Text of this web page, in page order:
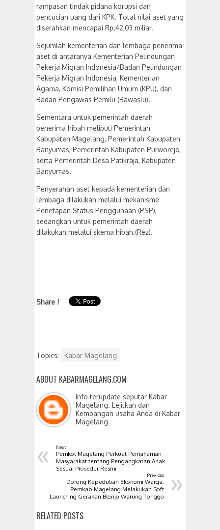
rampasan tindak pidana korupsi dan
pencucian uang dari KPK. Total nilai aset yang
diserahkan mencapai Rp.42,03 miliar.
Sejumlah kementerian dan lembaga penerima
aset di antaranya Kementerian Pelindungan
Pekerja Migran Indonesia/Badan Pelindungan
Pekerja Migran Indonesia, Kementerian
Agama, Komisi Pemilihan Umum (KPU), dan
Badan Pengawas Pemilu (Bawaslu).
Sementara untuk pemerintah daerah
penerima hibah meliputi Pemerintah
Kabupaten Magelang, Pemerintah Kabupaten
Banyumas, Pemerintah Kabupaten Purworejo,
serta Pemerintah Desa Patikraja, Kabupaten
Banyumas.
Penyerahan aset kepada kementerian dan
lembaga dilakukan melalui mekanisme
Penetapan Status Penggunaan (PSP),
sedangkan untuk pemerintah daerah
dilakukan melalui skema hibah.(Rez).
Share !
Topics: Kabar Magelang
ABOUT KABARMAGELANG.COM
Info terupdate seputar Kabar
Magelang. Lejitkan dan
Kembangan usaha Anda di Kabar
Magelang
« Next
Pemkot Magelang Perkuat Pemahaman
Masyarakat tentang Pengangkatan Anak
Sesuai Prosedur Resmi
»
Previous
Dorong Kepedulian Ekonomi Warga,
Pemkab Magelang Melakukan Soft
Launching Gerakan Blonjo Warung Tonggo
RELATED POSTS